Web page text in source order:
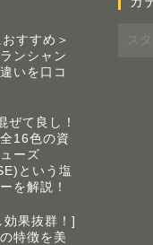
すすめ＞
ンシャン
いを口コ
ぜて良し！
16色の資
ーズ
という塩
を解説！
効果抜群！]
特徴を美